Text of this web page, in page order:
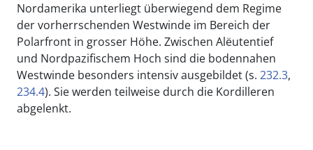
Nordamerika unterliegt überwiegend dem Regime
der vorherrschenden Westwinde im Bereich der
Polarfront in grosser Höhe. Zwischen Alëutentief
und Nordpazifischem Hoch sind die bodennahen
Westwinde besonders intensiv ausgebildet (s. 232.3,
234.4). Sie werden teilweise durch die Kordilleren
abgelenkt.